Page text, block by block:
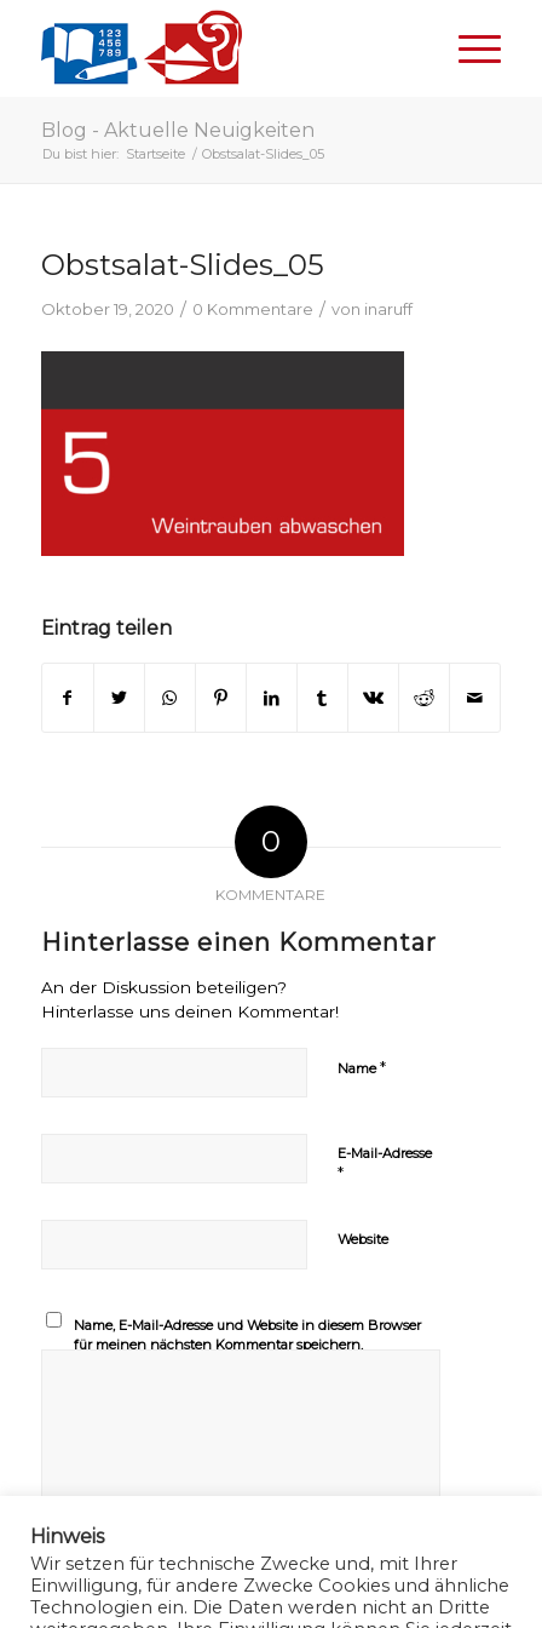
Blog - Aktuelle Neuigkeiten
Du bist hier: Startseite / Obstsalat-Slides_05
Obstsalat-Slides_05
Oktober 19, 2020 / 0 Kommentare / von inaruff
Eintrag teilen
0
KOMMENTARE
Hinterlasse einen Kommentar
An der Diskussion beteiligen?
Hinterlasse uns deinen Kommentar!
Name*
E-Mail-Adresse
*
Website
Name, E-Mail-Adresse und Website in diesem Browser
für meinen nächsten Kommentar speichern.
Hinweis
Wir setzen für technische Zwecke und, mit Ihrer
Einwilligung, für andere Zwecke Cookies und ähnliche
Technologien ein. Die Daten werden nicht an Dritte